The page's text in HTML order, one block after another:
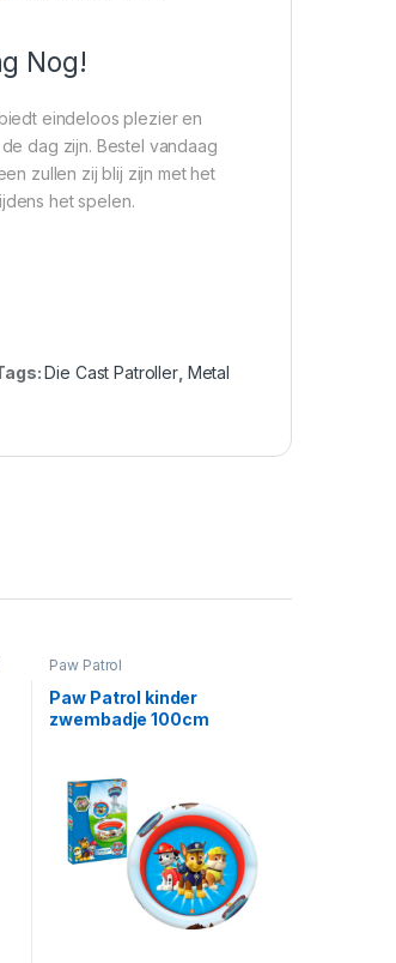
Nog!
eindeloos plezier en
dag zijn. Bestel vandaag
zullen zij blij zijn met het
het spelen.
Die Cast Patroller, Metal
Paw Patrol
Paw Patrol kinder
zwembadje 100cm